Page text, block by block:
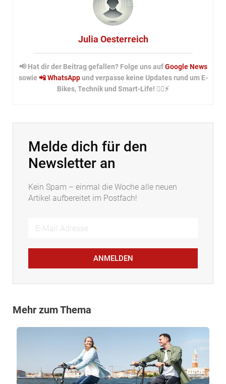
Julia Oesterreich
📢 Hat dir der Beitrag gefallen? Folge uns aufGoogle News
sowie 📲 WhatsAppund verpasse keine Updates rund um E-
Bikes, Technik und Smart-Life! 🚴‍♂️⚡
Melde dich für den
Newsletter an
Kein Spam – einmal die Woche alle neuen
Artikel aufbereitet im Postfach!
ANMELDEN
Mehr zum Thema